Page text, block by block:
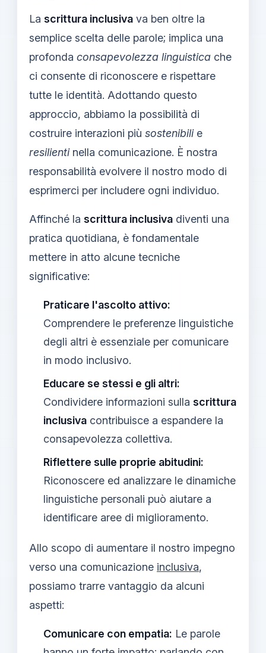
La scrittura inclusiva va ben oltre la
semplice scelta delle parole; implica una
profonda consapevolezza linguistica che
ci consente di riconoscere e rispettare
tutte le identità. Adottando questo
approccio, abbiamo la possibilità di
costruire interazioni più sostenibilie
resilientinella comunicazione. È nostra
responsabilità evolvere il nostro modo di
esprimerci per includere ogni individuo.
Affinché la scrittura inclusiva diventi una
pratica quotidiana, è fondamentale
mettere in atto alcune tecniche
significative:
Praticare l'ascolto attivo:
Comprendere le preferenze linguistiche
degli altri è essenziale per comunicare
in modo inclusivo.
Educare se stessi e gli altri:
Condividere informazioni sulla scrittura
inclusiva contribuisce a espandere la
consapevolezza collettiva.
Riflettere sulle proprie abitudini:
Riconoscere ed analizzare le dinamiche
linguistiche personali può aiutare a
identificare aree di miglioramento.
Allo scopo di aumentare il nostro impegno
verso una comunicazione inclusiva,
possiamo trarre vantaggio da alcuni
aspetti:
Comunicare con empatia: Le parole